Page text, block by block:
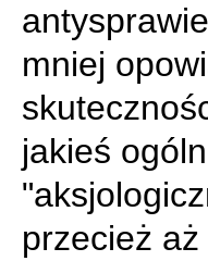
mniej
jakieś
przecież